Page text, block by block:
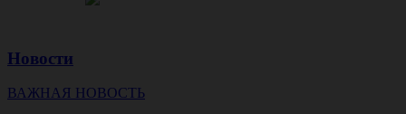
Новости
ВАЖНАЯ НОВОСТЬ